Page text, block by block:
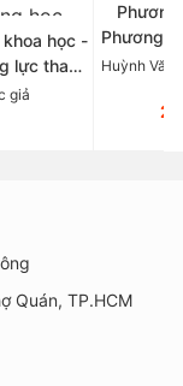
khoa học -
lực tham
khai
giả
Phương
Huỳnh Văn
Quán, TP.HCM